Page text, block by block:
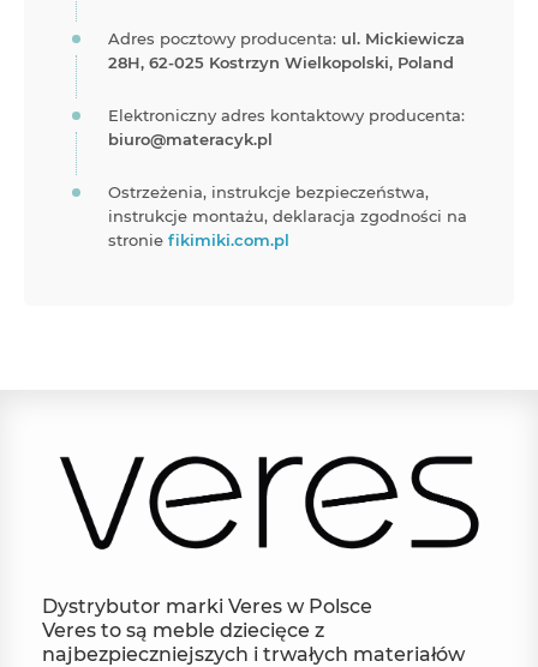
Adres pocztowy producenta: ul. Mickiewicza
28H, 62-025 Kostrzyn Wielkopolski, Poland
Elektroniczny adres kontaktowy producenta:
biuro@materacyk.pl
Ostrzeżenia, instrukcje bezpieczeństwa,
instrukcje montażu, deklaracja zgodności na
stronie fikimiki.com.pl
Dystrybutor marki Veres w Polsce
Veres to są meble dziecięce z
najbezpieczniejszych i trwałych materiałów